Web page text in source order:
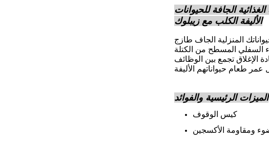
الجافة للحيوانات
الأليفة الكلب مع زيبلوك
على طعام حيواناتك المنزلية الجاف طازج
السفلي المسطح من الكتلة
الإغلاق تجمع بين الوظائف
الميزات الرئيسية والفوائد
كيس الوقوف
ومقاومة الأكسجين